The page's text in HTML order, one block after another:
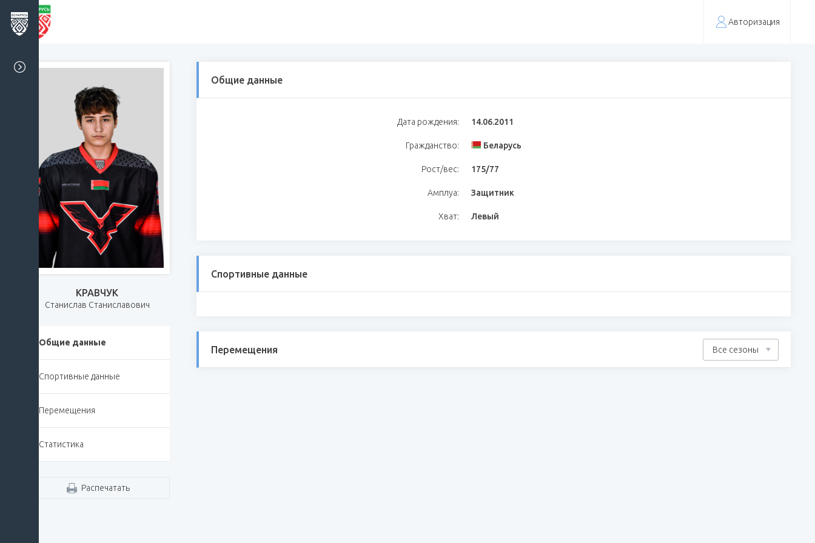
Авторизация
КРАВЧУК
Станислав Станиславович
Общие данные
Спортивные данные
Перемещения
Статистика
Распечатать
Общие данные
Дата рождения: 14.06.2011
Гражданство: Беларусь
Рост/вес: 175/77
Амплуа: Защитник
Хват: Левый
Спортивные данные
Перемещения Все сезоны